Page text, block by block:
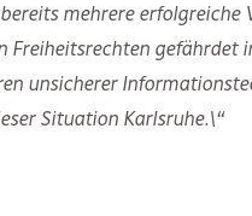
mehrere
Freiheitsrechten
unsicherer
Situation Karlsruhe.\“